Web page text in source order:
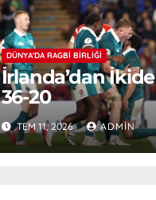
DÜNYA'DA RAGBI BIRLIĞI
İrlanda’dan
36-20
TEM 11, 2026 ADMIN